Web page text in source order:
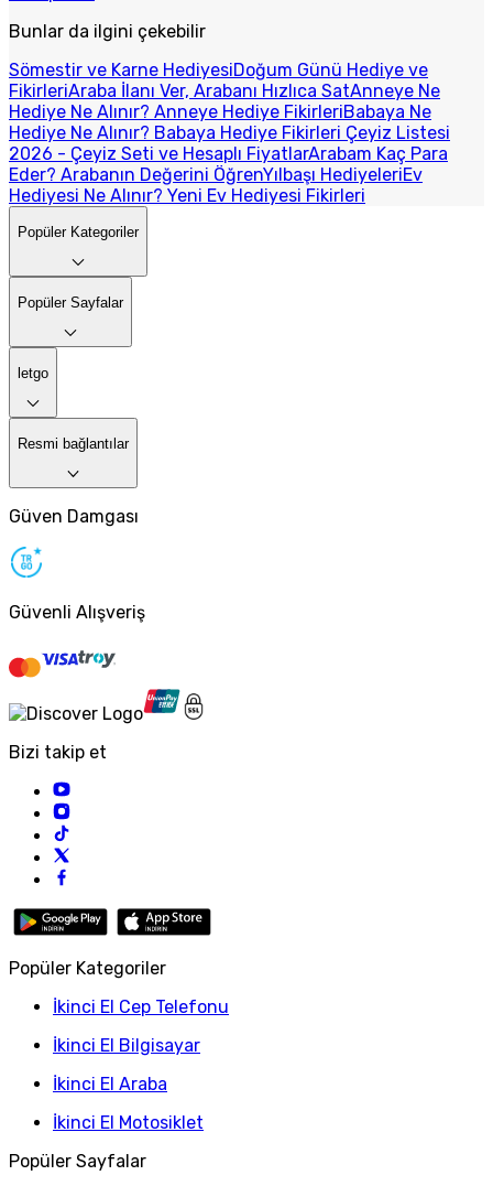
Bunlar da ilgini çekebilir
Sömestir ve Karne HediyesiDoğum Günü Hediye ve
FikirleriAraba İlanı Ver, Arabanı Hızlıca SatAnneye Ne
Hediye Ne Alınır? Anneye Hediye FikirleriBabaya Ne
Hediye Ne Alınır? Babaya Hediye Fikirleri Çeyiz Listesi
2026 - Çeyiz Seti ve Hesaplı FiyatlarArabam Kaç Para
Eder? Arabanın Değerini ÖğrenYılbaşı HediyeleriEv
Hediyesi Ne Alınır? Yeni Ev Hediyesi Fikirleri
Popüler Kategoriler
Popüler Sayfalar
letgo
Resmi bağlantılar
Güven Damgası
Güvenli Alışveriş
Bizi takip et
Popüler Kategoriler
İkinci El Cep Telefonu
İkinci El Bilgisayar
İkinci El Araba
İkinci El Motosiklet
Popüler Sayfalar